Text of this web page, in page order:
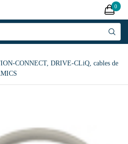
0
CONNECT, DRIVE-CLiQ, cables de